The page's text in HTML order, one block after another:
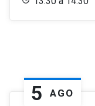
5 AGO